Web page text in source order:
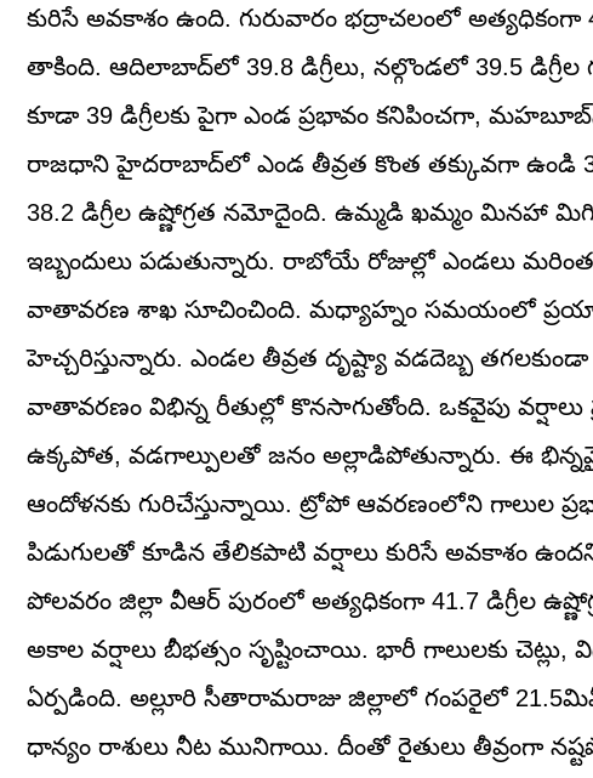
కురిసే అవకాశం ఉంది. గురువారం భద్రాచలంలో అత్యధికంగా
తాకింది. ఆదిలాబాద్‌లో 39.8 డిగ్రీలు, నల్గొండలో 39.5
కూడా 39 డిగ్రీలకు పైగా ఎండ ప్రభావం కనిపించగా,
రాజధాని హైదరాబాద్‌లో ఎండ తీవ్రత కొంత తక్కువగా ఉండి
38.2 డిగ్రీల ఉష్ణోగ్రత నమోదైంది. ఉమ్మడి ఖమ్మం మినహా
ఇబ్బందులు పడుతున్నారు. రాబోయే రోజుల్లో ఎండలు
వాతావరణ శాఖ సూచించింది. మధ్యాహ్నం సమయంలో
హెచ్చరిస్తున్నారు. ఎండల తీవ్రత దృష్ట్యా వడదెబ్బ
వాతావరణం విభిన్న రీతుల్లో కొనసాగుతోంది. ఒకవైపు వర్షాలు
ఉక్కపోత, వడగాల్పులతో జనం అల్లాడిపోతున్నారు. ఈ భిన్నమైన
ఆందోళనకు గురిచేస్తున్నాయి. ట్రోపో ఆవరణంలోని గాలుల
పిడుగులతో కూడిన తేలికపాటి వర్షాలు కురిసే అవకాశం
పోలవరం జిల్లా వీఆర్ పురంలో అత్యధికంగా 41.7 డిగ్రీల
అకాల వర్షాలు బీభత్సం సృష్టించాయి. భారీ గాలులకు
ఏర్పడింది. అల్లూరి సీతారామరాజు జిల్లాలో గంపరైలో
ధాన్యం రాశులు నీట మునిగాయి. దీంతో రైతులు తీవ్రంగా